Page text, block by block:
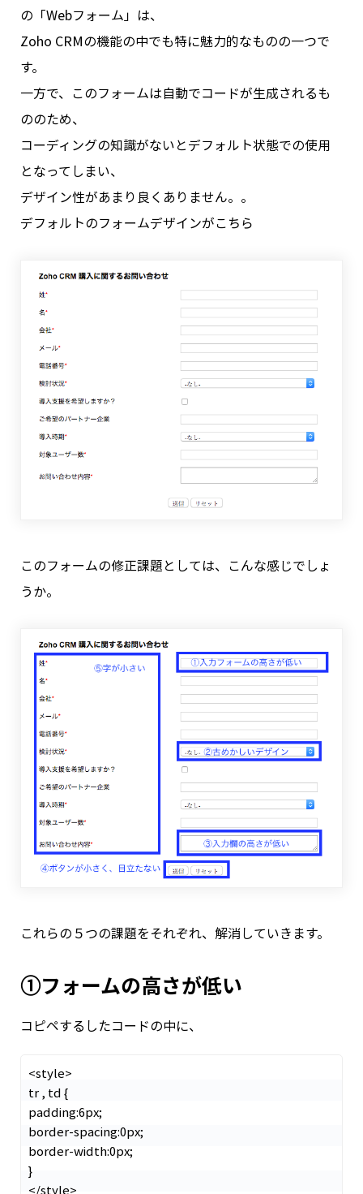
の「Webフォーム」は、
Zoho CRMの機能の中でも特に魅力的なものの一つで
す。
一方で、このフォームは自動でコードが生成されるも
ののため、
コーディングの知識がないとデフォルト状態での使用
となってしまい、
デザイン性があまり良くありません。。
デフォルトのフォームデザインがこちら
このフォームの修正課題としては、こんな感じでしょ
うか。
これらの５つの課題をそれぞれ、解消していきます。
①フォームの高さが低い
コピペするしたコードの中に、
<style>
tr , td {
padding:6px;
border-spacing:0px;
border-width:0px;
}